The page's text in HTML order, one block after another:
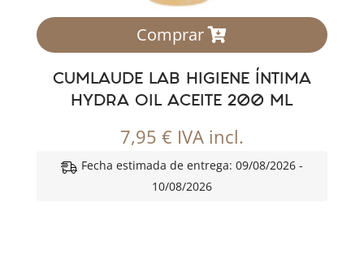
Comprar
CUMLAUDE LAB HIGIENE ÍNTIMA
HYDRA OIL ACEITE 200 ML
7,95 € IVA incl.
Fecha estimada de entrega: 09/08/2026 -
10/08/2026